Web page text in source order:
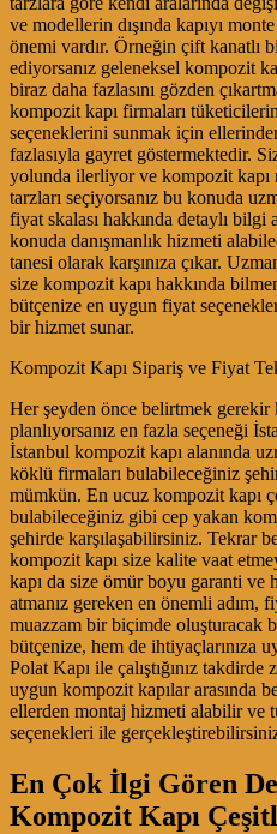
ve modellerin dışında kapıyı
önemi vardır. Örneğin çift kanatlı
ediyorsanız geleneksel kompozit
biraz daha fazlasını gözden
kompozit kapı firmaları
seçeneklerini sunmak için
fazlasıyla gayret göstermektedir.
yolunda ilerliyor ve kompozit kapı
tarzları seçiyorsanız bu konuda
fiyat skalası hakkında detaylı
konuda danışmanlık hizmeti
tanesi olarak karşınıza çıkar.
size kompozit kapı hakkında
bütçenize en uygun fiyat
bir hizmet sunar.
Kompozit Kapı Sipariş ve Fiyat
Her şeyden önce belirtmek gerekir
planlıyorsanız en fazla seçeneği
İstanbul kompozit kapı alanında
köklü firmaları bulabileceğiniz
mümkün. En ucuz kompozit kapı
bulabileceğiniz gibi cep yakan
şehirde karşılaşabilirsiniz. Tekrar
kompozit kapı size kalite vaat
kapı da size ömür boyu garanti ve
atmanız gereken en önemli adım,
muazzam bir biçimde oluşturacak
bütçenize, hem de ihtiyaçlarınıza
Polat Kapı ile çalıştığınız
uygun kompozit kapılar arasında
ellerden montaj hizmeti alabilir ve
seçenekleri ile
En Çok İlgi Gören
Kompozit Kapı